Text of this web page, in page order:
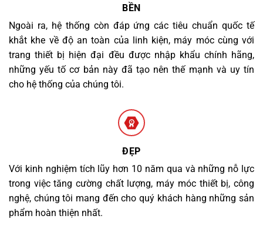
BỀN
Ngoài ra, hệ thống còn đáp ứng các tiêu chuẩn quốc tế
khắt khe về độ an toàn của linh kiện, máy móc cùng với
trang thiết bị hiện đại đều được nhập khẩu chính hãng,
những yếu tố cơ bản này đã tạo nên thế mạnh và uy tín
cho hệ thống của chúng tôi.
ĐẸP
Với kinh nghiệm tích lũy hơn 10 năm qua và những nỗ lực
trong việc tăng cường chất lượng, máy móc thiết bị, công
nghệ, chúng tôi mang đến cho quý khách hàng những sản
phẩm hoàn thiện nhất.